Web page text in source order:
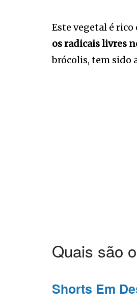
Este vegetal é rico
os radicais livres
brócolis, tem sido
Quais são
Shorts Em